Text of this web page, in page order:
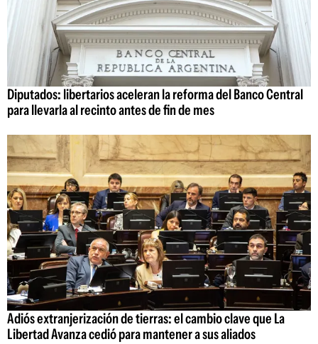
Diputados: libertarios aceleran la reforma del Banco Central
para llevarla al recinto antes de fin de mes
Adiós extranjerización de tierras: el cambio clave que La
Libertad Avanza cedió para mantener a sus aliados